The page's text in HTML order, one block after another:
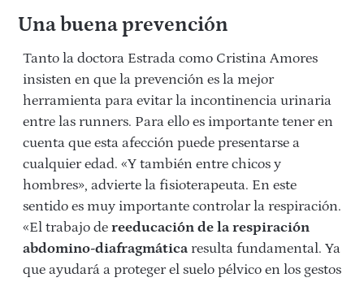
Una buena prevención
Tanto la doctora Estrada como Cristina Amores
insisten en que la prevención es la mejor
herramienta para evitar la incontinencia urinaria
entre las runners. Para ello es importante tener en
cuenta que esta afección puede presentarse a
cualquier edad. «Y también entre chicos y
hombres», advierte la fisioterapeuta. En este
sentido es muy importante controlar la respiración.
«El trabajo de reeducación de la respiración
abdomino-diafragmática resulta fundamental. Ya
que ayudará a proteger el suelo pélvico en los gestos